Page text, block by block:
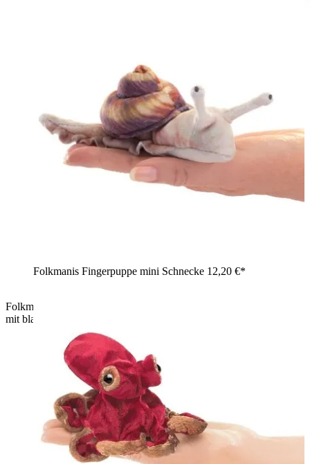
Folkmanis Fingerpuppe mini blaugeringelte Krake in Goldgelb
mit blauen Ringen, großem Glasauge, Schrägansicht
Folkmanis Fingerpuppe mini Schnecke 12,20 €*